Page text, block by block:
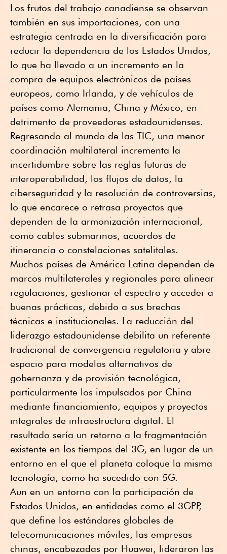
Los frutos del trabajo canadiense se observan
también en sus importaciones, con una
estrategia centrada en la diversificación para
reducir la dependencia de los Estados Unidos,
lo que ha llevado a un incremento en la
compra de equipos electrónicos de países
europeos, como Irlanda, y de vehículos de
países como Alemania, China y México, en
detrimento de proveedores estadounidenses.
Regresando al mundo de las TIC, una menor
coordinación multilateral incrementa la
incertidumbre sobre las reglas futuras de
interoperabilidad, los flujos de datos, la
ciberseguridad y la resolución de controversias,
lo que encarece o retrasa proyectos que
dependen de la armonización internacional,
como cables submarinos, acuerdos de
itinerancia o constelaciones satelitales.
Muchos países de América Latina dependen de
marcos multilaterales y regionales para alinear
regulaciones, gestionar el espectro y acceder a
buenas prácticas, debido a sus brechas
técnicas e institucionales. La reducción del
liderazgo estadounidense debilita un referente
tradicional de convergencia regulatoria y abre
espacio para modelos alternativos de
gobernanza y de provisión tecnológica,
particularmente los impulsados por China
mediante financiamiento, equipos y proyectos
integrales de infraestructura digital. El
resultado sería un retorno a la fragmentación
existente en los tiempos del 3G, en lugar de un
entorno en el que el planeta coloque la misma
tecnología, como ha sucedido con 5G.
Aun en un entorno con la participación de
Estados Unidos, en entidades como el 3GPP,
que define los estándares globales de
telecomunicaciones móviles, las empresas
chinas, encabezadas por Huawei, lideraron las